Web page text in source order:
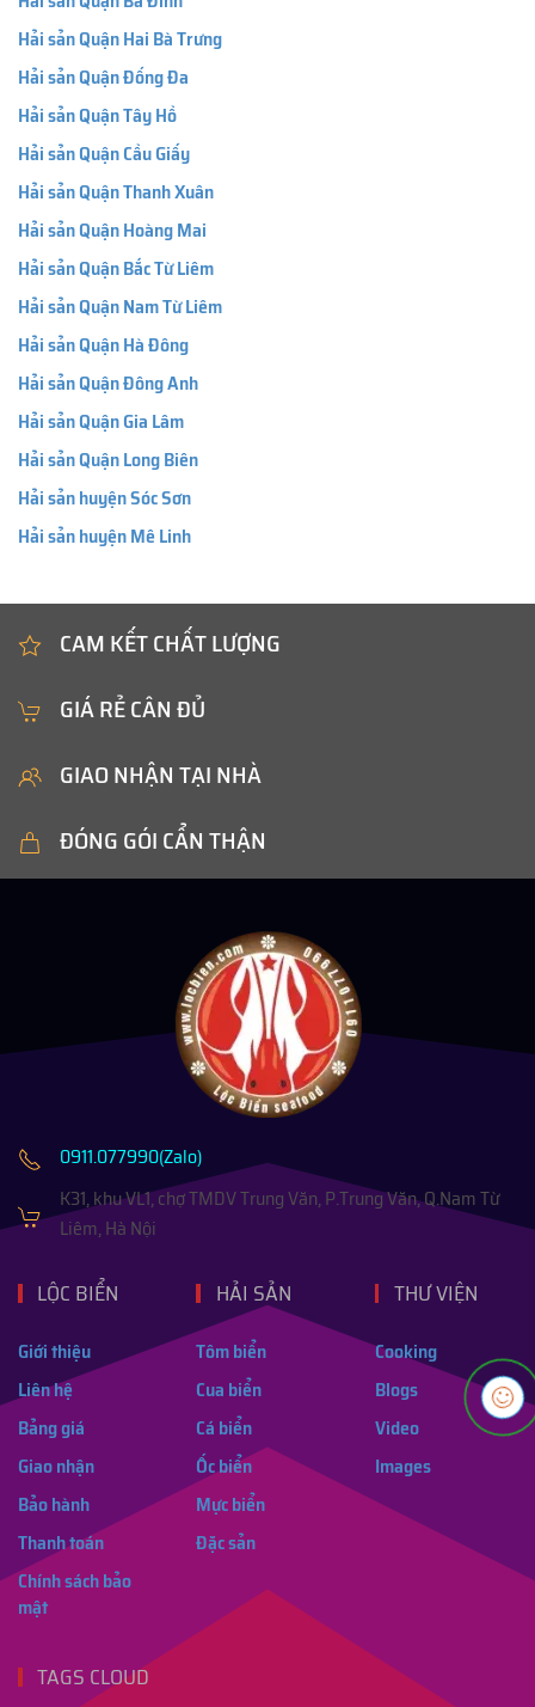
Hải sản Quận Hai Bà Trưng
Hải sản Quận Đống Đa
Hải sản Quận Tây Hồ
Hải sản Quận Cầu Giấy
Hải sản Quận Thanh Xuân
Hải sản Quận Hoàng Mai
Hải sản Quận Bắc Từ Liêm
Hải sản Quận Nam Từ Liêm
Hải sản Quận Hà Đông
Hải sản Quận Đông Anh
Hải sản Quận Gia Lâm
Hải sản Quận Long Biên
Hải sản huyện Sóc Sơn
Hải sản huyện Mê Linh
CAM KẾT CHẤT LƯỢNG
GIÁ RẺ CÂN ĐỦ
GIAO NHẬN TẠI NHÀ
ĐÓNG GÓI CẨN THẬN
0911.077990(Zalo)
K31, khu VL1, chợ TMDV Trung Văn, P.Trung Văn, Q.Nam Từ
Liêm, Hà Nội
LỘC BIỂN
Giới thiệu
Liên hệ
Bảng giá
Giao nhận
Bảo hành
Thanh toán
Chính sách bảo
mật
HẢI SẢN
Tôm biển
Cua biển
Cá biển
Ốc biển
Mực biển
Đặc sản
THƯ VIỆN
Cooking
Blogs
Video
Images
TAGS CLOUD